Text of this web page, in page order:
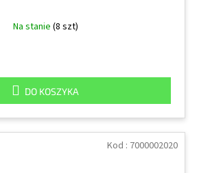
Na stanie (8 szt)
DO KOSZYKA
Kod : 7000002020